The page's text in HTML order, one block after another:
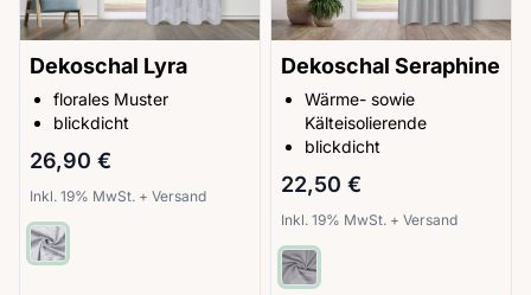
Dekoschal Lyra
florales Muster
blickdicht
26,90 €
Inkl. 19% MwSt. + Versand
Dekoschal Seraphine
Wärme- sowie
Kälteisolierende
blickdicht
22,50 €
Inkl. 19% MwSt. + Versand